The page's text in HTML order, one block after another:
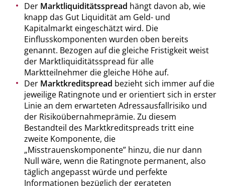
Der Marktliquiditätsspread hängt davon ab, wie
knapp das Gut Liquidität am Geld- und
Kapitalmarkt eingeschätzt wird. Die
Einflusskomponenten wurden oben bereits
genannt. Bezogen auf die gleiche Fristigkeit weist
der Marktliquiditätsspread für alle
Marktteilnehmer die gleiche Höhe auf.
Der Marktkreditspread bezieht sich immer auf die
jeweilige Ratingnote und er orientiert sich in erster
Linie an dem erwarteten Adressausfallrisiko und
der Risikoübernahmeprämie. Zu diesem
Bestandteil des Marktkreditspreads tritt eine
zweite Komponente, die
„Misstrauenskomponente” hinzu, die nur dann
Null wäre, wenn die Ratingnote permanent, also
täglich angepasst würde und perfekte
Informationen bezüglich der gerateten